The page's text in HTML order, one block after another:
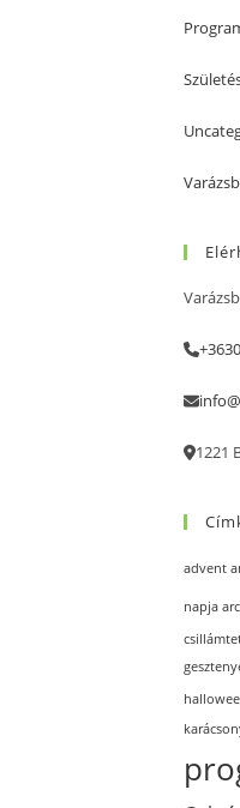
1221
advent
napja